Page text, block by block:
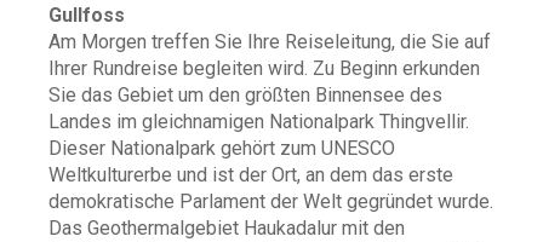
Gullfoss
Am Morgen treffen Sie Ihre Reiseleitung, die Sie auf
Ihrer Rundreise begleiten wird. Zu Beginn erkunden
Sie das Gebiet um den größten Binnensee des
Landes im gleichnamigen Nationalpark Thingvellir.
Dieser Nationalpark gehört zum UNESCO
Weltkulturerbe und ist der Ort, an dem das erste
demokratische Parlament der Welt gegründet wurde.
Das Geothermalgebiet Haukadalur mit den